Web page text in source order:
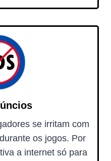
se irritam com
os jogos. Por
a internet só para